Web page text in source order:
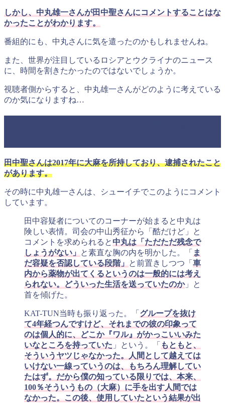
しかし、中丸雄一さんが田中聖さんにコメントすることはな
かったことがわかります。
番組的にも、中丸さんに気を遣ったのかもしれませんね。
また、世界が注目しているロシアとウクライナのニュース
に、時間を割きたかったのではないでしょうか。
視聴者側からすると、中丸雄一さんがどのように考えている
のか気になりますね…
田中聖さんは2017年に大麻を所持しており、逮捕されたこと
があります。
その時に中丸雄一さんは、シューイチでこのようにコメント
しています。
田中容疑者についてのコーナーが始まると中丸は
険しい表情。司会の中山秀征から「酷だけど」と
コメントを求められると 中丸は「ただただ残念で
しょうがない」 と素直な胸の内を明かした。「 ま
だ容疑を否認している段階」 と前置きしつつ「 車
内から薬物が出てくるというのは一般的には考え
られない。どういった生活を送っていたのか」と
首を傾げた。
KAT-TUN当時も振り返った。「 グループを抜け
て4年経つんですけど、それまでの彼の印象って
のは個人的に、どこか『ワル』がかっこいいみた
いなところを持っていた 」という。「 もともと、
そういうヤツじゃなかった。人間として越えては
いけない一線っていうのは、もちろん理解してい
たはず。だから僕の知っている限りでは、本来、
100％そういうもの（大麻）に手を出す人間では
なかった。この後、使用していたという結果が出